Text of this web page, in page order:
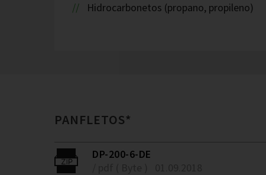
Hidrocarbonetos (propano, propileno)
PANFLETOS*
DP-200-6-DE